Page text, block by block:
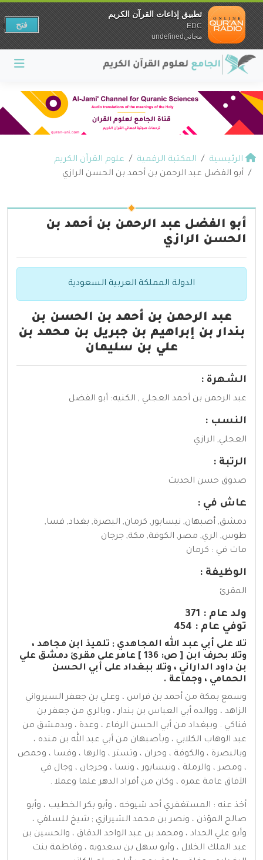
الرئيسية المكتبة الرقمية
علوم القرآن الكريم
أبو الفضل عبد الرحمن بن أحمد بن الحسن الرازي
أبو الفضل عبد الرحمن بن أحمد بن
الحسن الرازي
الدولة المملكة العربية السعودية
عبد الرحمن بن أحمد بن الحسن بن
بندار بن إبراهيم بن جبريل بن محمد بن
علي بن سليمان
الشهرة :
عبد الرحمن بن أحمد العجلي , الكنيه: أبو الفضل
النسب :
العجلي, الرازي
الرتبة :
صدوق حسن الحديث
عاش في :
دمشق, أصبهان, نيسابور, كرمان, البصرة, بغداد, فسا,
طوس, الري, مصر, الكوفة, مكة, جرجان
مات في : كرمان
الوظيفة :
المقرئ
ولد عام : 371
توفي عام : 454
تلا على أبي عبد الله المجاهدي ; تلميذ ابن مجاهد ،
وتلا بحرف ابن [ ص: 136 ] عامر على مقرئ دمشق علي
بن داود الداراني ، وتلا ببغداد على أبي الحسن
الحمامي ، وجماعة .
وسمع بمكة من أحمد بن فراس ، وعلي بن جعفر السيرواني
الزاهد ، ووالده أبي العباس بن بندار ، وبالري من جعفر بن
فناكي . وببغداد من أبي الحسن الرفاء ، وعدة ، وبدمشق من
عبد الوهاب الكلابي ، وبأصبهان من أبي عبد الله بن منده ،
وبالبصرة ، والكوفة ، وحران ، وتستر ، والرها ، وفسا ، وحمص
، ومصر ، والرملة ، ونيسابور ، ونسا ، وجرجان ، وجال في
الآفاق عامة عمره ، وكان من أفراد الدهر علما وعملا .
أخذ عنه : المستغفري أحد شيوخه ، وأبو بكر الخطيب ، وأبو
صالح المؤذن ، ونصر بن محمد الشيرازي ; شيخ للسلفي ،
وأبو علي الحداد ، ومحمد بن عبد الواحد الدقاق ، والحسين بن
عبد الملك الخلال ، وأبو سهل بن سعدويه ، وفاطمة بنت
تطبيق إذاعات القرآن الكريم
EDC
مجانيundefined
فتح